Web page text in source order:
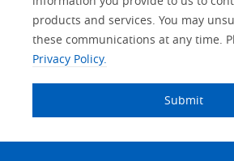
Source
Detail
No
Yes
an
Automation
Components
and Vision
Panel Building
Quality Control
Safety Solutions
products and services. You may
these communications at any time.
Privacy Policy.
Submit